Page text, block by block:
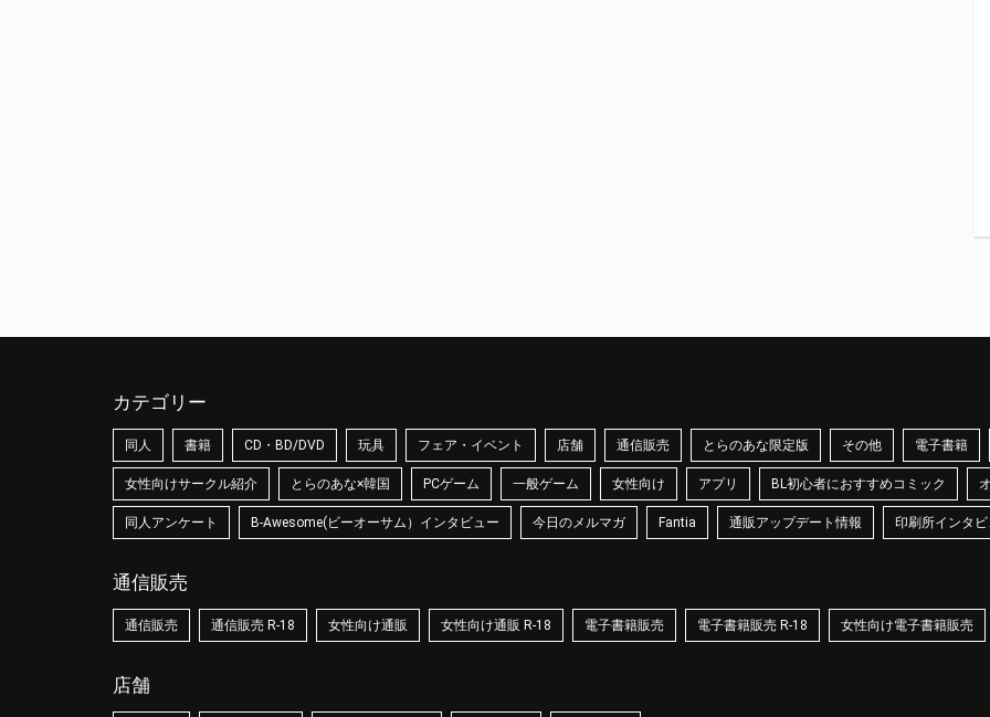
カテゴリー
同人 書籍 CD・BD/DVD 玩具 フェア・イベント 店舗 通信販売 とらのあな限定版 その他 電子書籍
女性向けサークル紹介 とらのあな×韓国 PCゲーム 一般ゲーム 女性向け アプリ BL初心者におすすめコミック
同人アンケート B-Awesome(ビーオーサム）インタビュー 今日のメルマガ Fantia 通販アップデート情報 印刷所インタ
通信販売
通信販売 通信販売 R-18 女性向け通販 女性向け通販 R-18 電子書籍販売 電子書籍販売 R-18 女性向け電子書籍販売
店舗